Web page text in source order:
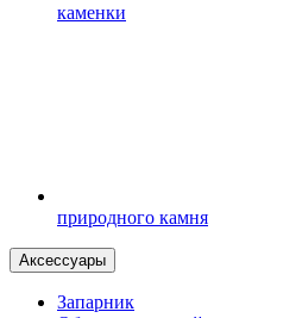
каменки
природного камня
Аксессуары
Запарник